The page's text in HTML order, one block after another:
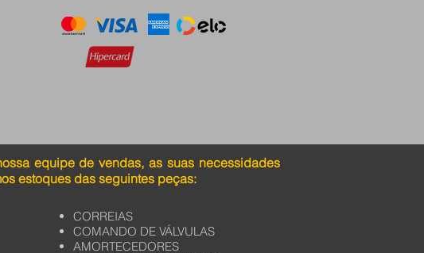
equipe de vendas, as suas necessidades
estoques das seguintes peças:
CORREIAS
COMANDO DE VÁLVULAS
AMORTECEDORES